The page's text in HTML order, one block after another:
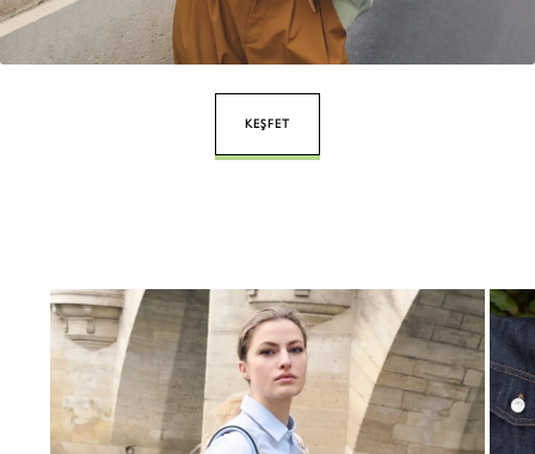
KEŞFET